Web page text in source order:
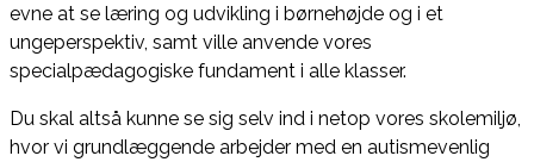
evne at se læring og udvikling i børnehøjde og i et
ungeperspektiv, samt ville anvende vores
specialpædagogiske fundament i alle klasser.
Du skal altså kunne se sig selv ind i netop vores skolemiljø,
hvor vi grundlæggende arbejder med en autismevenlig